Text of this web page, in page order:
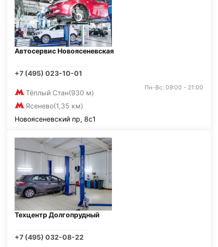
Автосервис Новоясеневская
+7 (495) 023-10-01
Тёплый Стан(930 м)
Ясенево(1,35 км)
Пн-Вс: 09:00 - 21:00
Новоясеневский пр, 8с1
Техцентр Долгопрудный
+7 (495) 032-08-22